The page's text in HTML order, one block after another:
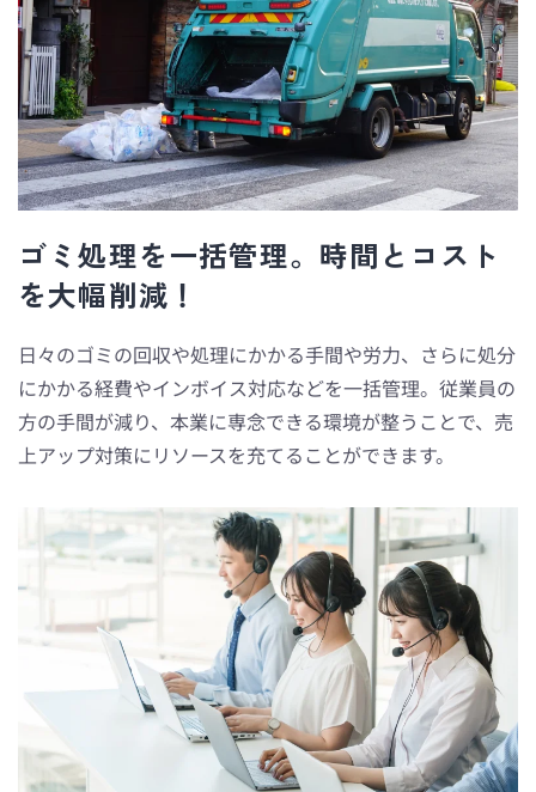
ゴミ処理を一括管理。時間とコスト
を大幅削減！
日々のゴミの回収や処理にかかる手間や労力、さらに処分
にかかる経費やインボイス対応などを一括管理。従業員の
方の手間が減り、本業に専念できる環境が整うことで、売
上アップ対策にリソースを充てることができます。